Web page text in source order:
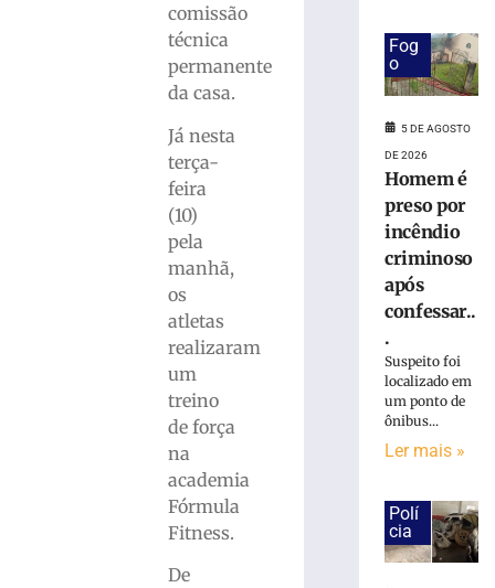
comissão
técnica
permanente
da casa.
Já nesta
terça-
feira
(10)
pela
manhã,
os
atletas
realizaram
um
treino
de força
na
academia
Fórmula
Fitness.
De
Municipal
Futsal
neste
sábado
Ciclística
Cidade
distribuirá
Fog
o
5 DE AGOSTO
DE 2026
Homem é
preso por
incêndio
criminoso
após
confessar..
.
Suspeito foi
localizado em
um ponto de
ônibus...
Ler mais »
Polí
cia